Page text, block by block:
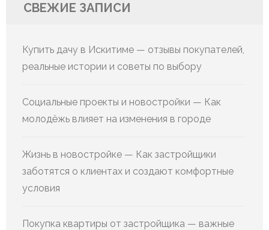
СВЕЖИЕ ЗАПИСИ
Купить дачу в Искитиме — отзывы покупателей,
реальные истории и советы по выбору
Социальные проекты и новостройки — Как
молодёжь влияет на изменения в городе
Жизнь в новостройке — Как застройщики
заботятся о клиентах и создают комфортные
условия
Покупка квартиры от застройщика — важные